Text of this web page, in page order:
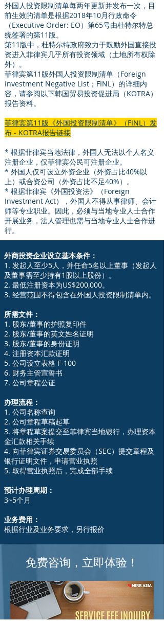
外国人投资限制清单每两年更新并发布一次，目
前生效的清单是根据2018年10月行政命令
（Executive Order: EO）第65号由杜特尔特总
统签署的第11版。
第11版中，杜特尔特政府致力于鼓励外国直接投
资进入菲律宾几乎所有投资领域（土地所有权除
外）。
菲律宾第11版外国人投资限制清单（Foreign
Investment Negative List；FINL）的详细内
容，请参阅以下韩国贸易投资促进局（KOTRA）
报告资料。
菲律宾第11版《外国投资限制清单》（FINL）发
布 - KOTRA报告链接
* 根据菲律宾当地法律，外国人无法以个人名义
注册企业，仅菲律宾公民可注册企业。
* 外国人仅可设立外资企业（外资占比40%以
上）或合资公司（外资占比不足40%）。
* 根据菲律宾《外国投资法》（Foreign
Investment Act），外国人不得从事律师、会计
师等专业职业。因此，必须与当地专业人士合作
开展业务，法人管理也需与当地专业人士合作进
行。
外商投资企业设立基本条件：
1. 发起人至少5人，并任命5名以上董事（发起人
及董事需至少持有1股以上股份）。
2. 最低注册资本为US$200,000。
3. 经营范围不得包含在外国人投资限制清单内。
所需文件：
1. 股东/董事的护照复印件
2. 股东/董事的英文姓名证明
3. 股东/董事的身份证明
4. 注册资本汇款证明
5. 公司设立表格 F-100
6. 财务主管宣誓书
7. 公司章程公证
办理流程：
1. 公司名称查询
2. 公司章程草稿起草
3. 将章程草案提交至菲律宾当地银行，办理资本
金汇款相关手续
4. 向菲律宾证券交易委员会（SEC）提交章程及
银行证明文件，申请营业执照
5. 取得营业执照后，完成全部手续
预计办理周期：
3~5个月
业务费用：
根据行业及业务要求，另行报价
免费咨询，立即体验！